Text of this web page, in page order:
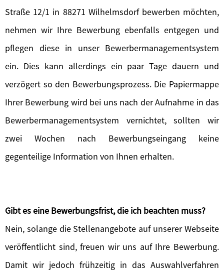
Straße 12/1 in 88271 Wilhelmsdorf bewerben möchten,
nehmen wir Ihre Bewerbung ebenfalls entgegen und
pflegen diese in unser Bewerbermanagementsystem
ein. Dies kann allerdings ein paar Tage dauern und
verzögert so den Bewerbungsprozess. Die Papiermappe
Ihrer Bewerbung wird bei uns nach der Aufnahme in das
Bewerbermanagementsystem vernichtet, sollten wir
zwei Wochen nach Bewerbungseingang keine
gegenteilige Information von Ihnen erhalten.
Gibt es eine Bewerbungsfrist, die ich beachten muss?
Nein, solange die Stellenangebote auf unserer Webseite
veröffentlicht sind, freuen wir uns auf Ihre Bewerbung.
Damit wir jedoch frühzeitig in das Auswahlverfahren